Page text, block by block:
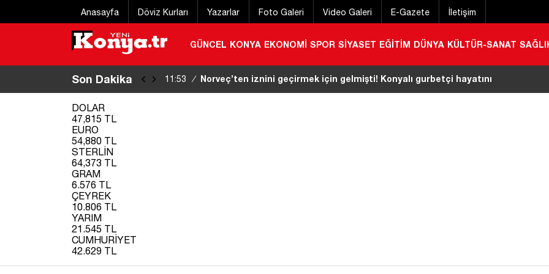
Anasayfa Döviz Kurları Yazarlar Foto Galeri Video Galeri E-Gazete İletişim
GÜNCEL KONYA EKONOMİ SPOR SİYASET EĞİTİM DÜNYA KÜLTÜR-SANAT
Son Dakika 11:50 / Denize giren 2 arkadaş boğuldu! |
DOLAR
47,815 TL
EURO
54,880 TL
STERLİN
64,373 TL
GRAM
6.576 TL
ÇEYREK
10.806 TL
YARIM
21.545 TL
CUMHURİYET
42.629 TL